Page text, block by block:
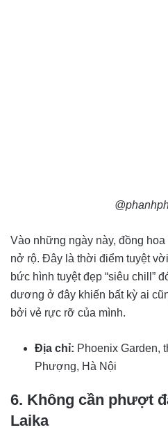
Vào những ngày này, đồng
nở rộ. Đây là thời điểm tuyệt
bức hình tuyệt đẹp “siêu chill”
dương ở đây khiến bất kỳ ai
bởi vẻ rực rỡ của mình.
Địa chỉ: Phoenix Garden,
Phượng, Hà Nội
6. Không cần phượt
Laika